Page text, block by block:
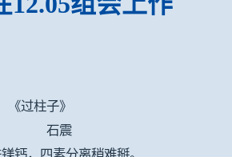
《过柱子》
石震